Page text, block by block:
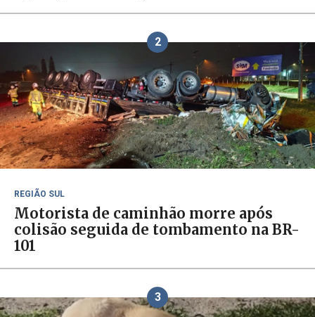
2
REGIÃO SUL
Motorista de caminhão morre após
colisão seguida de tombamento na BR-
101
3